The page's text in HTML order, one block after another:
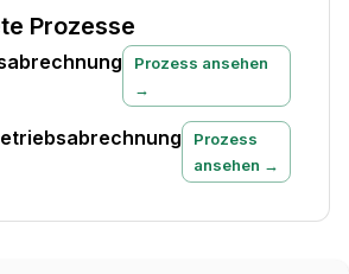
Prozesse
Prozess ansehen
→
Prozess
ansehen →